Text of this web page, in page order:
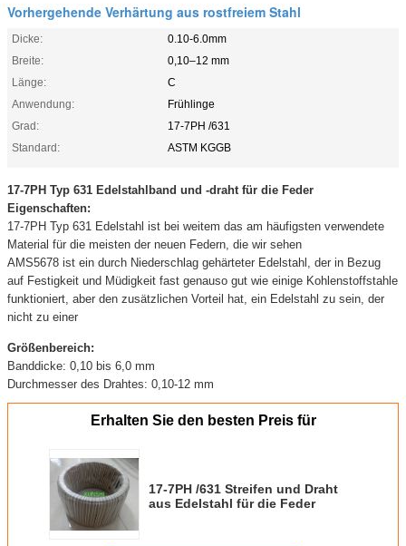
Vorhergehende Verhärtung aus rostfreiem Stahl
Dicke:
0.10-6.0mm
Breite:
0,10–12 mm
Länge:
C
Anwendung:
Frühlinge
Grad:
17-7PH /631
Standard:
ASTM KGGB
17-7PH Typ 631 Edelstahlband und -draht für die Feder
Eigenschaften:
17-7PH Typ 631 Edelstahl ist bei weitem das am häufigsten verwendete
Material für die meisten der neuen Federn, die wir sehen
AMS5678 ist ein durch Niederschlag gehärteter Edelstahl, der in Bezug
auf Festigkeit und Müdigkeit fast genauso gut wie einige Kohlenstoffstahle
funktioniert, aber den zusätzlichen Vorteil hat, ein Edelstahl zu sein, der
nicht zu einer
Größenbereich:
Banddicke: 0,10 bis 6,0 mm
Durchmesser des Drahtes: 0,10-12 mm
Erhalten Sie den besten Preis für
17-7PH /631 Streifen und Draht
aus Edelstahl für die Feder